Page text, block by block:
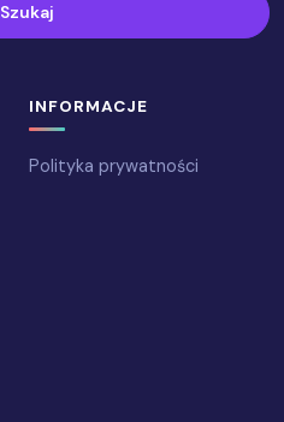
Szukaj
INFORMACJE
Polityka prywatności